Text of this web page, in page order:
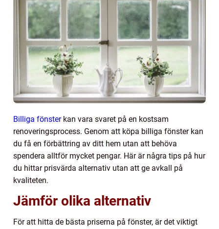
Billiga fönsterkan vara svaret på en kostsam
renoveringsprocess. Genom att köpa billiga fönster kan
du få en förbättring av ditt hem utan att behöva
spendera alltför mycket pengar. Här är några tips på hur
du hittar prisvärda alternativ utan att ge avkall på
kvaliteten.
Jämför olika alternativ
För att hitta de bästa priserna på fönster, är det viktigt